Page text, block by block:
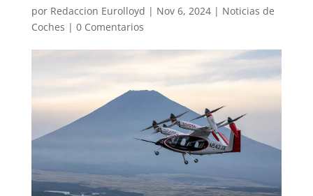
por Redaccion Eurolloyd | Nov 6, 2024| Noticias de
Coches | 0 Comentarios